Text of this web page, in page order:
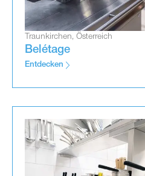
Traunkirchen, Österreich
Belétage
Entdecken